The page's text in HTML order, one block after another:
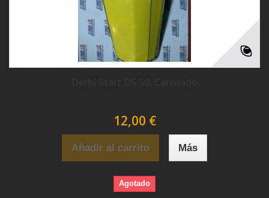
12,00 €
Añadir al carrito Más
Agotado